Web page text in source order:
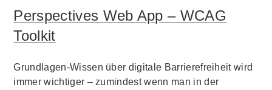
Perspectives Web App – WCAG
Toolkit
Grundlagen-Wissen über digitale Barrierefreiheit wird
immer wichtiger – zumindest wenn man in der